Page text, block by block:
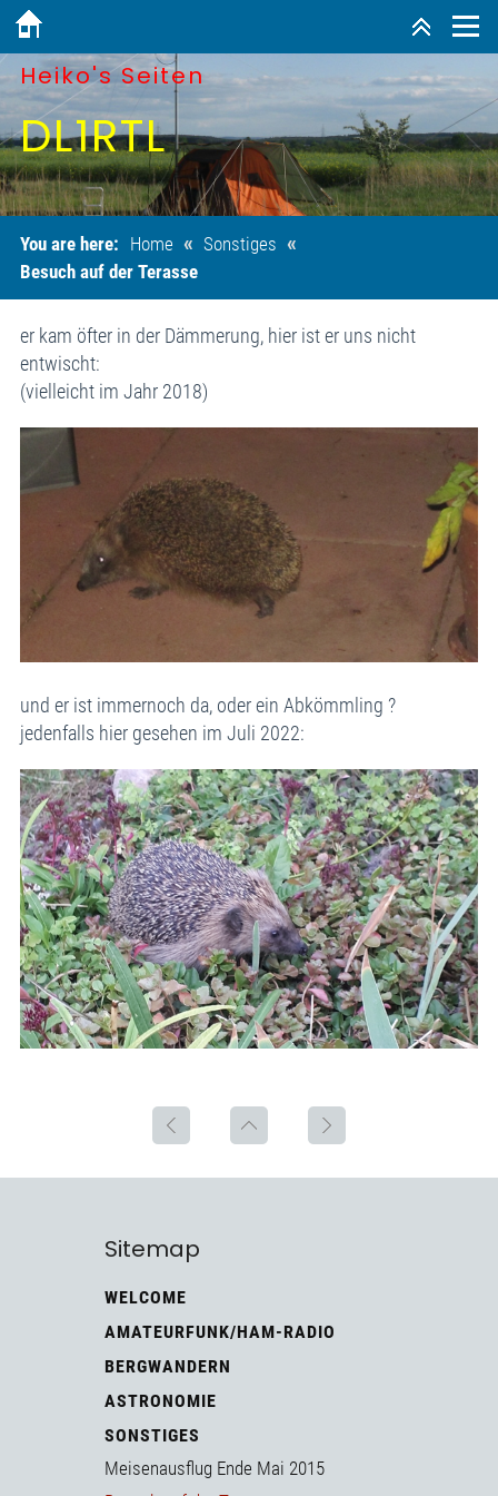
Heiko's Seiten
DL1RTL
You are here: Home « Sonstiges «
Besuch auf der Terasse
er kam öfter in der Dämmerung, hier ist er uns nicht
entwischt:
(vielleicht im Jahr 2018)
und er ist immernoch da, oder ein Abkömmling ?
jedenfalls hier gesehen im Juli 2022:
Sitemap
WELCOME
AMATEURFUNK/HAM-RADIO
BERGWANDERN
ASTRONOMIE
SONSTIGES
Meisenausflug Ende Mai 2015